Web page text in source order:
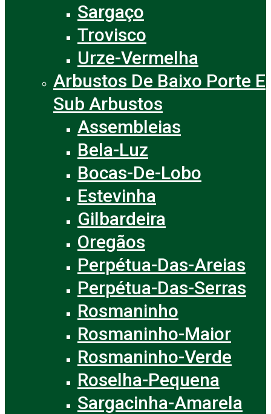
Sargaço
Trovisco
Urze-Vermelha
Arbustos De Baixo Porte E
Sub Arbustos
Assembleias
Bela-Luz
Bocas-De-Lobo
Estevinha
Gilbardeira
Oregãos
Perpétua-Das-Areias
Perpétua-Das-Serras
Rosmaninho
Rosmaninho-Maior
Rosmaninho-Verde
Roselha-Pequena
Sargacinha-Amarela